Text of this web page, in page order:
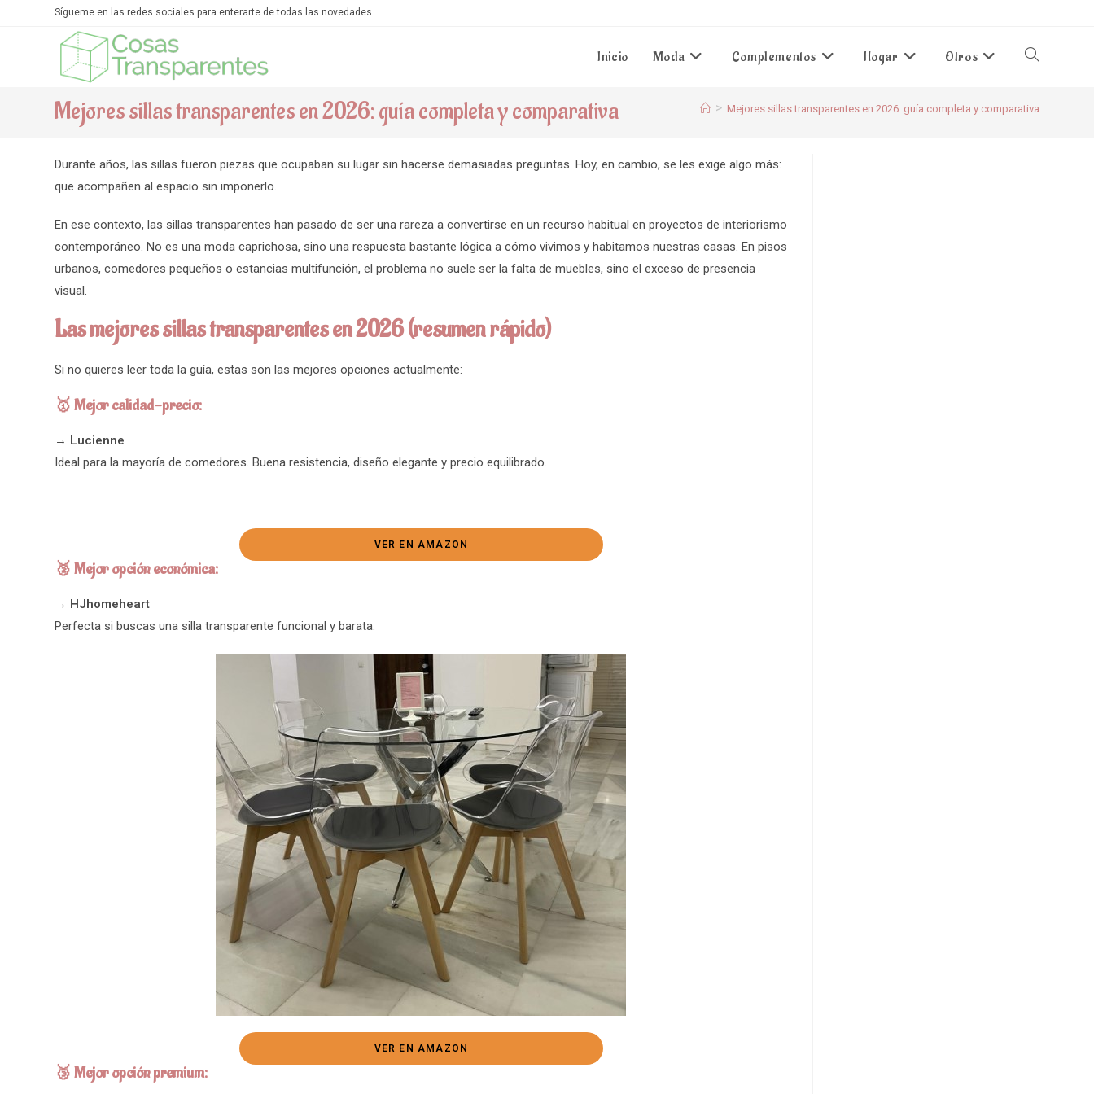
Sígueme en las redes sociales para enterarte de todas las novedades
Inicio Moda Complementos Hogar Otros Alternar
búsqueda
Mejores sillas transparentes en 2026: guía completa y comparativa > Mejores sillas transparentes en 2026: guía completa y comparativa
Durante años, las sillas fueron piezas que ocupaban su lugar sin hacerse demasiadas preguntas. Hoy, en cambio, se les exige algo más:
que acompañen al espacio sin imponerlo.
En ese contexto, las sillas transparentes han pasado de ser una rareza a convertirse en un recurso habitual en proyectos de interiorismo
contemporáneo. No es una moda caprichosa, sino una respuesta bastante lógica a cómo vivimos y habitamos nuestras casas. En pisos
urbanos, comedores pequeños o estancias multifunción, el problema no suele ser la falta de muebles, sino el exceso de presencia
visual.
Las mejores sillas transparentes en 2026 (resumen rápido)
Si no quieres leer toda la guía, estas son las mejores opciones actualmente:
🥇 Mejor calidad-precio:
→ Lucienne
Ideal para la mayoría de comedores. Buena resistencia, diseño elegante y precio equilibrado.
VER EN AMAZON
🥈 Mejor opción económica:
→ HJhomeheart
Perfecta si buscas una silla transparente funcional y barata.
VER EN AMAZON
🥉 Mejor opción premium: